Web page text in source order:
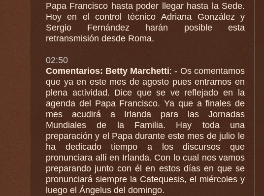
Papa Francisco hasta poder llegar hasta la Sede.
Hoy en el control técnico Adriana González y
Sergio Fernández harán posible esta
retransmisión desde Roma.
02:50
Comentarios: Betty Marchetti: - Os comentamos
que ya en este mes de agosto pues entramos en
plena actividad. Dice que se ve reflejado en la
agenda del Papa Francisco. Ya que a finales de
mes acudirá a Irlanda para las Jornadas
Mundiales de la Familia. Hay toda una
preparación y el Papa durante este mes de julio le
ha dedicado tiempo a los discursos que
pronunciara allí en Irlanda. Con lo cual nos vamos
preparando junto con él en estos días en que se
pronunciará siempre la Catequesis, el miércoles y
luego el Ángelus del domingo.